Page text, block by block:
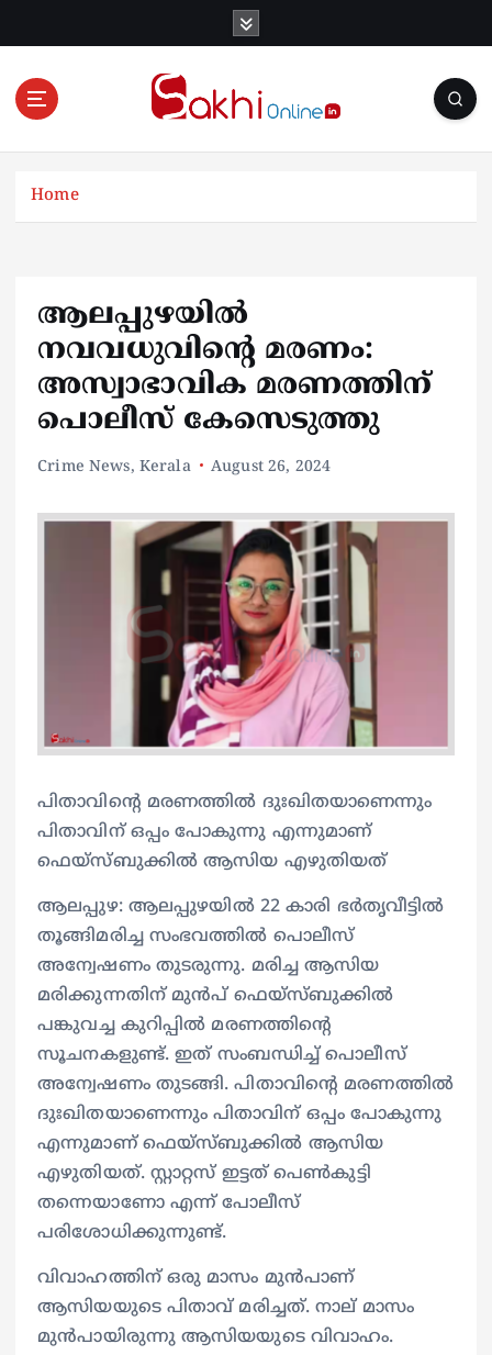
Online News Portal
Home
ആലപ്പുഴയിൽ
നവവധുവിൻ്റെ മരണം:
അസ്വാഭാവിക മരണത്തിന്
പൊലീസ് കേസെടുത്തു
Crime News, Kerala August 26, 2024
പിതാവിന്റെ മരണത്തിൽ ദുഃഖിതയാണെന്നും
പിതാവിന് ഒപ്പം പോകുന്നു എന്നുമാണ്
ഫെയ്സ്ബുക്കിൽ ആസിയ എഴുതിയത്
ആലപ്പുഴ: ആലപ്പുഴയിൽ 22 കാരി ഭർതൃവീട്ടിൽ
തൂങ്ങിമരിച്ച സംഭവത്തിൽ പൊലീസ്
അന്വേഷണം തുടരുന്നു. മരിച്ച ആസിയ
മരിക്കുന്നതിന് മുൻപ് ഫെയ്സ്ബുക്കിൽ
പങ്കുവച്ച കുറിപ്പിൽ മരണത്തിൻ്റെ
സൂചനകളുണ്ട്. ഇത് സംബന്ധിച്ച് പൊലീസ്
അന്വേഷണം തുടങ്ങി. പിതാവിന്റെ മരണത്തിൽ
ദുഃഖിതയാണെന്നും പിതാവിന് ഒപ്പം പോകുന്നു
എന്നുമാണ് ഫെയ്സ്ബുക്കിൽ ആസിയ
എഴുതിയത്. സ്റ്റാറ്റസ് ഇട്ടത് പെൺകുട്ടി
തന്നെയാണോ എന്ന് പോലീസ്
പരിശോധിക്കുന്നുണ്ട്.
വിവാഹത്തിന് ഒരു മാസം മുൻപാണ്
ആസിയയുടെ പിതാവ് മരിച്ചത്. നാല് മാസം
മുൻപായിരുന്നു ആസിയയുടെ വിവാഹം.